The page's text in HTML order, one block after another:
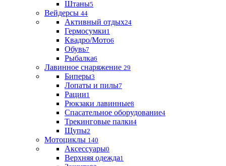
Штаны5
Вейдерсы 44
Активный отдых24
Гермосумки1
Квадро/Мото6
Обувь7
Рыбалка6
Лавинное снаряжение 29
Биперы3
Лопаты и пилы7
Рации1
Рюкзаки лавинные8
Спасательное оборудование4
Трекинговые палки4
Щупы2
Мотоциклы 140
Аксессуары0
Верхняя одежда1